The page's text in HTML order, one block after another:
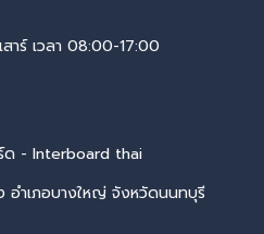
าร์ เวลา 08:00-17:00
ด - Interboard thai
ำเภอบางใหญ่ จังหวัดนนทบุรี